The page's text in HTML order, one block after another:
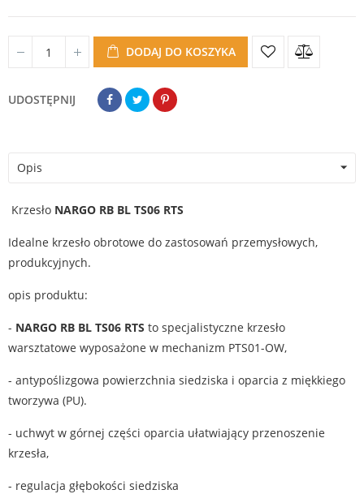
DODAJ DO KOSZYKA
UDOSTĘPNIJ
Opis
Krzesło NARGO RB BL TS06 RTS
Idealne krzesło obrotowe do zastosowań przemysłowych,
produkcyjnych.
opis produktu:
- NARGO RB BL TS06 RTS to specjalistyczne krzesło
warsztatowe wyposażone w mechanizm PTS01-OW,
- antypoślizgowa powierzchnia siedziska i oparcia z miękkiego
tworzywa (PU).
- uchwyt w górnej części oparcia ułatwiający przenoszenie
krzesła,
- regulacja głębokości siedziska